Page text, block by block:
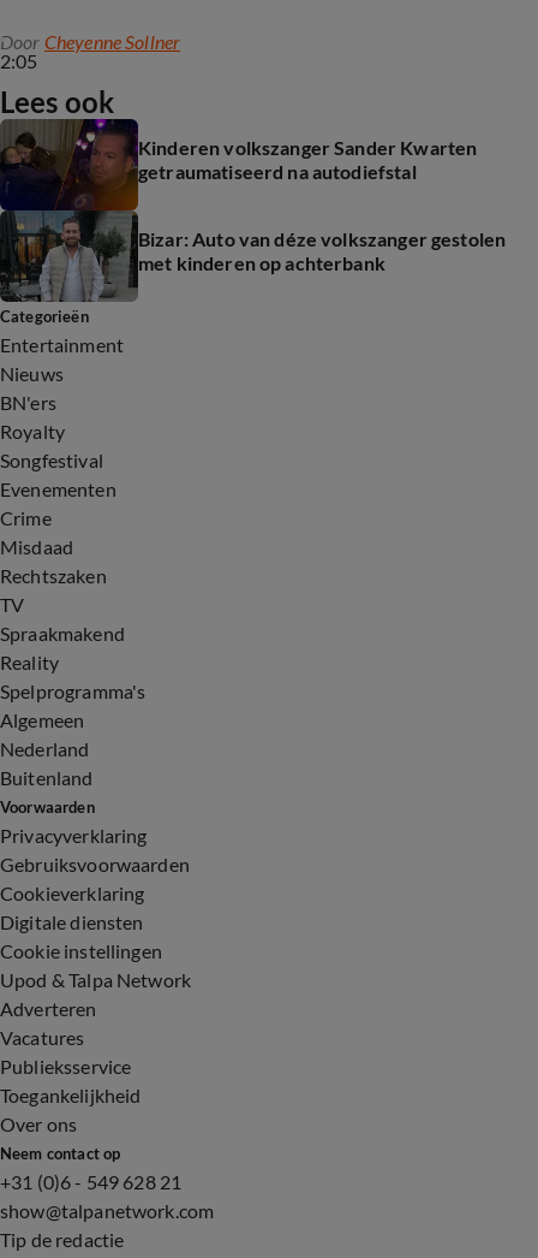
2:05
Door Cheyenne Sollner
Lees ook
Kinderen volkszanger Sander Kwarten
getraumatiseerd na autodiefstal
Bizar: Auto van déze volkszanger gestolen
met kinderen op achterbank
Categorieën
Entertainment
Nieuws
BN'ers
Royalty
Songfestival
Evenementen
Crime
Misdaad
Rechtszaken
TV
Spraakmakend
Reality
Spelprogramma's
Algemeen
Nederland
Buitenland
Voorwaarden
Privacyverklaring
Gebruiksvoorwaarden
Cookieverklaring
Digitale diensten
Cookie instellingen
Upod & Talpa Network
Adverteren
Vacatures
Publieksservice
Toegankelijkheid
Over ons
Neem contact op
+31 (0)6 - 549 628 21
show@talpanetwork.com
Tip de redactie